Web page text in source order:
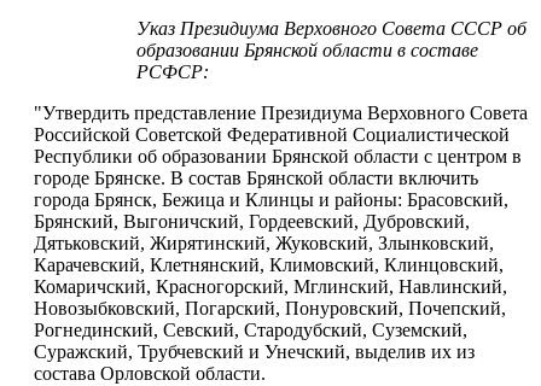
Указ Президиума Верховного Совета СССР об
образовании Брянской области в составе
РСФСР:
"Утвердить представление Президиума Верховного Со­вета
Российской Советской Федеративной Социалистичес­кой
Республики об образовании Брянской области с цент­ром в
городе Брянске. В состав Брянской области включить
города Брянск, Бежица и Клинцы и районы: Брасовский,
Брянский, Выгоничский, Гордеевский, Дубровский,
Дятьковский, Жирятинский, Жуковский, Злынковский,
Карачевский, Клетнянский, Климовский, Клинцовский,
Комаричский, Красногорский, Мглинский, Навлинский,
Новозыбковский, Погарский, Понуровский, Почепский,
Рогнединский, Севский, Стародубский, Суземский,
Суражский, Трубчевский и Унечский, вы­делив их из
состава Орловской области.